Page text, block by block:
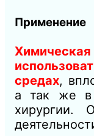
Применение
Химическая
средах,
а так же в
хирургии.